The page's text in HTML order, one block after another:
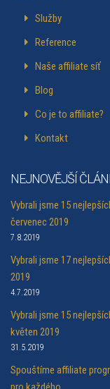
Služby
Reference
Naše affiliate síť
Blog
Co je to affiliate?
Kontakt
NEJNOVĚJŠÍ
Vybrali jsme 15
červenec 2019
7.8.2019
Vybrali jsme 17
2019
4.7.2019
Vybrali jsme 15
květen 2019
31.5.2019
Spouštíme affiliate